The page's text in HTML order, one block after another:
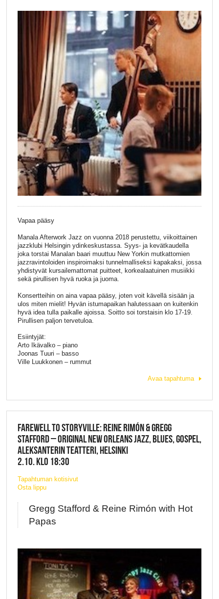
Vapaa pääsy
Manala Afterwork Jazz on vuonna 2018 perustettu, viikoittainen
jazzklubi Helsingin ydinkeskustassa. Syys- ja kevätkaudella
joka torstai Manalan baari muuttuu New Yorkin mutkattomien
jazzravintoloiden inspiroimaksi tunnelmalliseksi kapakaksi, jossa
yhdistyvät kursailemattomat puitteet, korkealaatuinen musiikki
sekä pirullisen hyvä ruoka ja juoma.
Konsertteihin on aina vapaa pääsy, joten voit kävellä sisään ja
ulos miten mielit! Hyvän istumapaikan halutessaan on kuitenkin
hyvä idea tulla paikalle ajoissa. Soitto soi torstaisin klo 17-19.
Pirullisen paljon tervetuloa.
Esiintyjät:
Arto Ikävalko – piano
Joonas Tuuri – basso
Ville Luukkonen – rummut
Avaa tapahtuma
FAREWELL TO STORYVILLE: REINE RIMÓN & GREGG
STAFFORD – ORIGINAL NEW ORLEANS JAZZ, BLUES, GOSPEL,
ALEKSANTERIN TEATTERI, HELSINKI
2.10. KLO 18:30
Tapahtuman kotisivut
Osta lippu
Gregg Stafford & Reine Rimón with Hot
Papas